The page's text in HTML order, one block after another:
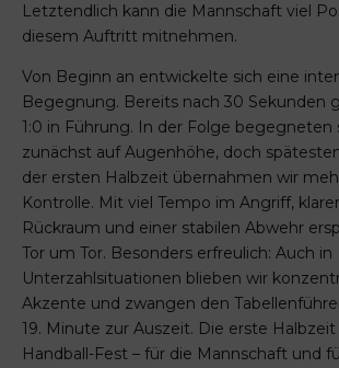
Letztendlich kann die Mannschaft viel
diesem Auftritt mitnehmen.
Von Beginn an entwickelte sich eine
Begegnung. Bereits nach 30 Sekunden
1:0 in Führung. In der Folge begegneten
zunächst auf Augenhöhe, doch
der ersten Halbzeit übernahmen wir
Kontrolle. Mit viel Tempo im Angriff,
Rückraum und einer stabilen Abwehr
Tor um Tor. Besonders erfreulich: Auch in
Unterzahlsituationen blieben wir
Akzente und zwangen den
19. Minute zur Auszeit. Die erste
Handball-Fest – für die Mannschaft und